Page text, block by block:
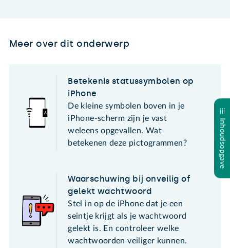
Inhoudsopgave
Meer over dit onderwerp
Betekenis statussymbolen op
iPhone
De kleine symbolen boven in je
iPhone-scherm zijn je vast
weleens opgevallen. Wat
betekenen deze pictogrammen?
Waarschuwing bij onveilig of
gelekt wachtwoord
Stel in op de iPhone dat je een
seintje krijgt als je wachtwoord
gelekt is. En controleer welke
wachtwoorden veiliger kunnen.